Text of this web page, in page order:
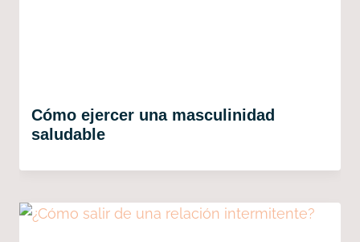
Cómo ejercer una masculinidad
saludable